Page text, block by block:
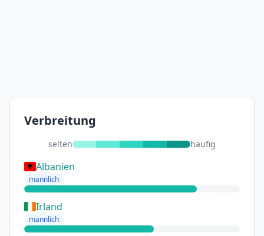
Verbreitung
selten häufig
Albanien
männlich
Irland
männlich